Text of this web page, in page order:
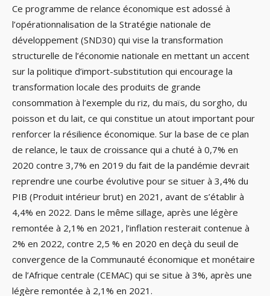
Ce programme de relance économique est adossé à
l’opérationnalisation de la Stratégie nationale de
développement (SND30) qui vise la transformation
structurelle de l’économie nationale en mettant un accent
sur la politique d’import-substitution qui encourage la
transformation locale des produits de grande
consommation à l’exemple du riz, du maïs, du sorgho, du
poisson et du lait, ce qui constitue un atout important pour
renforcer la résilience économique. Sur la base de ce plan
de relance, le taux de croissance qui a chuté à 0,7% en
2020 contre 3,7% en 2019 du fait de la pandémie devrait
reprendre une courbe évolutive pour se situer à 3,4% du
PIB (Produit intérieur brut) en 2021, avant de s’établir à
4,4% en 2022. Dans le même sillage, après une légère
remontée à 2,1% en 2021, l’inflation resterait contenue à
2% en 2022, contre 2,5 % en 2020 en deçà du seuil de
convergence de la Communauté économique et monétaire
de l’Afrique centrale (CEMAC) qui se situe à 3%, après une
légère remontée à 2,1% en 2021.